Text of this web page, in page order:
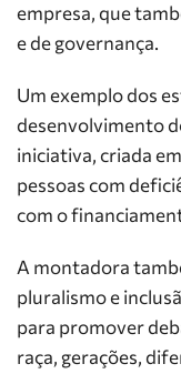
empresa, que
e de governança.
Um exemplo dos
desenvolvimento
iniciativa, criada
pessoas com
com o
A montadora
pluralismo e
para promover
raça, gerações,